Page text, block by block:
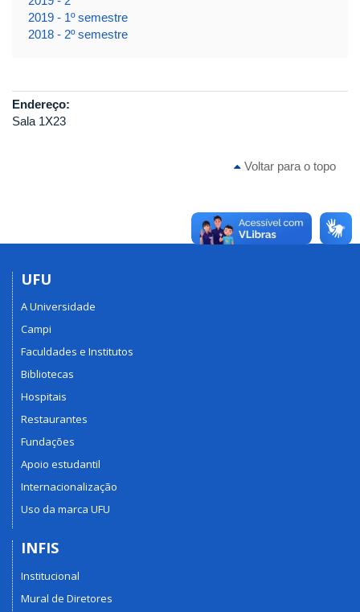
2019 - 1º semestre
2018 - 2º semestre
Endereço:
Sala 1X23
Voltar para o topo
UFU
A Universidade
Campi
Faculdades e Institutos
Bibliotecas
Hospitais
Restaurantes
Fundações
Apoio estudantil
Internacionalização
Uso da marca UFU
INFIS
Institucional
Mural de Diretores